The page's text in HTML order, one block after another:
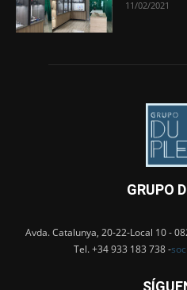
11/02/2021
GRUPO
Avda. Catalunya, 20-22-Local 10 -
Tel. +34 933 183 738 -